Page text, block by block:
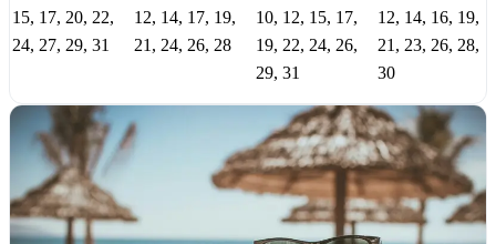
15, 17, 20, 22,
24, 27, 29, 31
12, 14, 17, 19,
21, 24, 26, 28
10, 12, 15, 17,
19, 22, 24, 26,
29, 31
12, 14, 16, 19,
21, 23, 26, 28,
30